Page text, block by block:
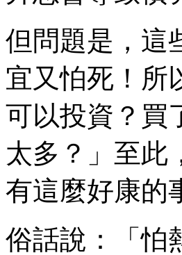
但問題是，這
宜又怕死！所
可以投資？買
太多？」至此
有這麼好康的
俗話說：「怕